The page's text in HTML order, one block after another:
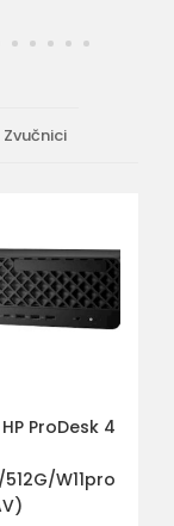
Zvučnici
ProDesk 4
W11pro